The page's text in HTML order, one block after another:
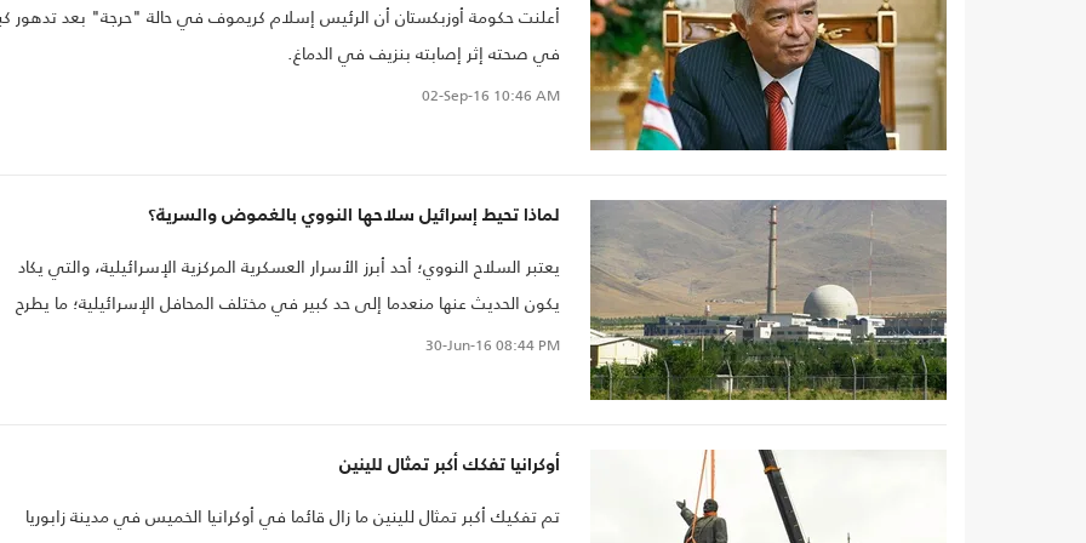
أعلنت حكومة أوزبكستان أن الرئيس إسلام كريموف في حالة "حرجة" بعد تدهور
في صحته إثر إصابته بنزيف في الدماغ.
02-Sep-16 10:46 AM
لماذا تحيط إسرائيل سلاحها النووي بالغموض والسرية؟
يعتبر السلاح النووي؛ أحد أبرز الأسرار العسكرية المركزية الإسرائيلية، والتي يكاد
يكون الحديث عنها منعدما إلى حد كبير في مختلف المحافل الإسرائيلية؛ ما يطرح
سؤالا مهما؛ حول السبب في سياسة الغموض والسرية.
30-Jun-16 08:44 PM
أوكرانيا تفكك أكبر تمثال للينين
تم تفكيك أكبر تمثال للينين ما زال قائما في أوكرانيا الخميس في مدينة زابوريا